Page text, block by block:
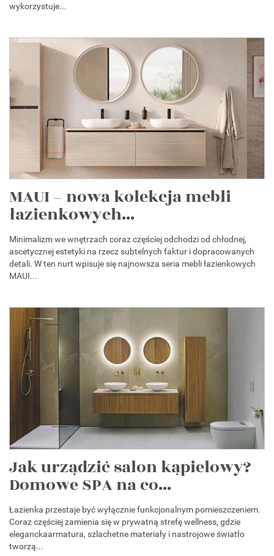
wykorzystuje...
MAUI – nowa kolekcja mebli
łazienkowych...
Minimalizm we wnętrzach coraz częściej odchodzi od chłodnej,
ascetycznej estetyki na rzecz subtelnych faktur i dopracowanych
detali. W ten nurt wpisuje się najnowsza seria mebli łazienkowych
MAUI...
Jak urządzić salon kąpielowy?
Domowe SPA na co...
Łazienka przestaje być wyłącznie funkcjonalnym pomieszczeniem.
Coraz częściej zamienia się w prywatną strefę wellness, gdzie
eleganckaarmatura, szlachetne materiały i nastrojowe światło
tworzą...